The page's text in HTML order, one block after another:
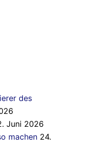
des
Juni 2026
machen 24.